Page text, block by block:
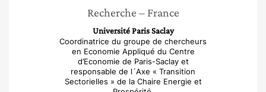
Recherche – France
Université Paris Saclay
Coordinatrice du groupe de chercheurs
en Economie Appliqué du Centre
d’Economie de Paris-Saclay et
responsable de l´Axe « Transition
Sectorielles » de la Chaire Energie et